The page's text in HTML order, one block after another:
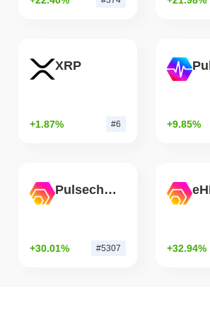
BITCOIN HACKERS
Boltz Desativou Sua Própria Ponte
XRP
+1.87% #6 +9.85%
Pulsechain Bridged HEX (Pulsechain)
+30.01% #5307 +32.94%